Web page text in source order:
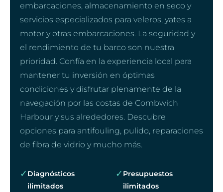
embarcaciones, almacenamiento en seco y
servicios especializados para veleros, yates a
motor y otras embarcaciones. La seguridad y
el rendimiento de tu barco son nuestra
prioridad. Confía en la experiencia local para
mantener tu inversión en óptimas
condiciones y disfrutar plenamente de la
navegación por las costas de Combwich
Harbour y sus alrededores. Descubre
opciones para antifouling, pulido, reparaciones
de fibra de vidrio y mucho más.
✓ Diagnósticos
ilimitados
✓ Presupuestos
ilimitados